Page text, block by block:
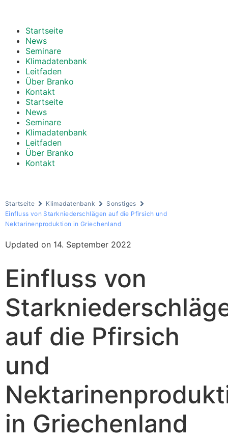
Startseite
News
Seminare
Klimadatenbank
Leitfaden
Über Branko
Kontakt
Startseite
News
Seminare
Klimadatenbank
Leitfaden
Über Branko
Kontakt
Startseite Klimadatenbank
Sonstiges
Einfluss von Starkniederschlägen auf die Pfirsich und
Nektarinenproduktion in Griechenland
Updated on 14. September 2022
Einfluss von
auf die Pfirsich
und
in Griechenland